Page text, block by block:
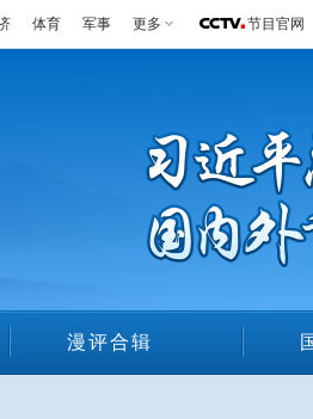
体育 军事 更多 节目官网
漫评合辑